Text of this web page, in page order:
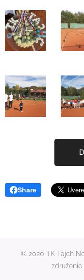
Share
© 2020 TK Tajch
združenie